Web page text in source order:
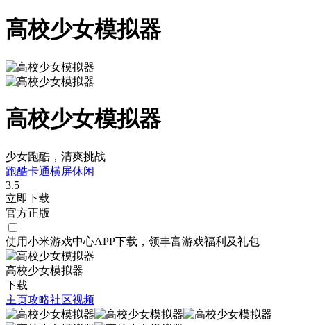
高校少女模拟器
高校少女模拟器
少女跑酷，清爽挑战
跑酷卡通横屏休闲
3.5
立即下载
官方正版
使用小米游戏中心APP下载 ，领丰富游戏福利 及礼包
高校少女模拟器
下载
主页攻略社区视频